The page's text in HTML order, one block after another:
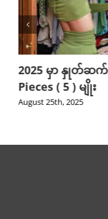
2025 မှာ နှုတ်ဆ
Pieces ( 5 ) မျိုး
August 25th, 2025